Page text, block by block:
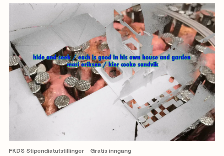
FKDS Stipendiatutstillinger Gratis inngang